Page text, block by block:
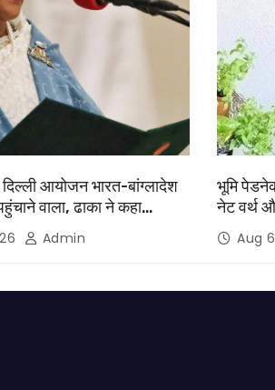
आयोजन भारत-बांग्लादेश
वाला, ढाका ने कहा
एक ग्राहक राज्य नहीं होगा’
Admin
भूमि
नेट वर्थ
Aug